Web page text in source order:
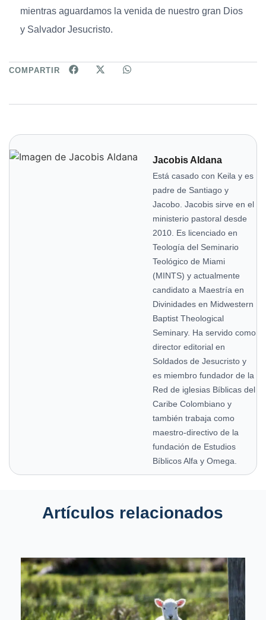
mientras aguardamos la venida de nuestro gran Dios
y Salvador Jesucristo.
COMPARTIR
Jacobis Aldana
Está casado con Keila y es
padre de Santiago y
Jacobo. Jacobis sirve en el
ministerio pastoral desde
2010. Es licenciado en
Teología del Seminario
Teológico de Miami
(MINTS) y actualmente
candidato a Maestría en
Divinidades en Midwestern
Baptist Theological
Seminary. Ha servido como
director editorial en
Soldados de Jesucristo y
es miembro fundador de la
Red de iglesias Bíblicas del
Caribe Colombiano y
también trabaja como
maestro-directivo de la
fundación de Estudios
Bíblicos Alfa y Omega.
Artículos relacionados